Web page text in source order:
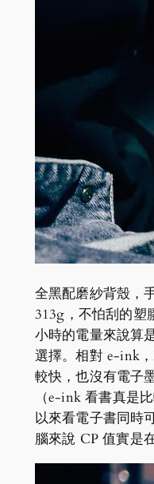
全黑配磨紗背殼，
313g，不怕刮的塑
小時的電量來說算
選擇。相對 e-ink
較快，也沒有電子
（e-ink 看書真是
以來看電子書同時
腦來說 CP 值實是